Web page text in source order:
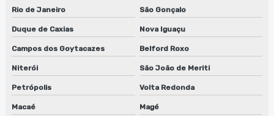
Empresa de manutenção de lavadora anilox em sp
Empresa de manutenção de máquinas de limpeza de
equipamentos
Empresa de máquina lavadora anilox
Rio de Janeiro São Gonçalo
Duque de Caxias Nova Iguaçu
Campos dos Goytacazes Belford Roxo
Niterói São João de Meriti
Petrópolis Volta Redonda
Macaé Magé